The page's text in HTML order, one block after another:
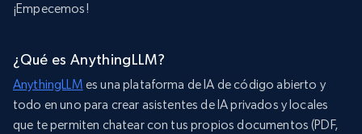
¡Empecemos!
¿Qué es AnythingLLM?
AnythingLLM es una plataforma de IA de código abierto y
todo en uno para crear asistentes de IA privados y locales
que te permiten chatear con tus propios documentos (PDF,